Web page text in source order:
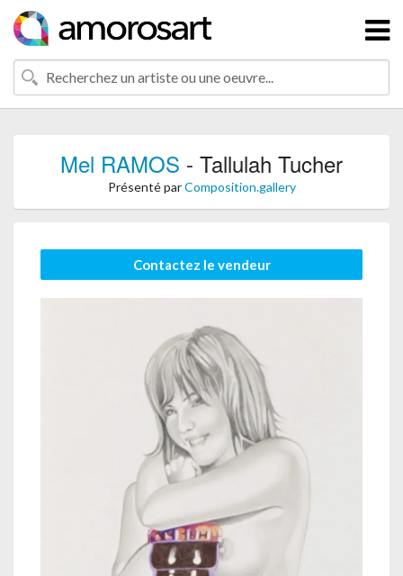
Mel RAMOS - Tallulah Tucher
Présenté parComposition.gallery
Contactez le vendeur